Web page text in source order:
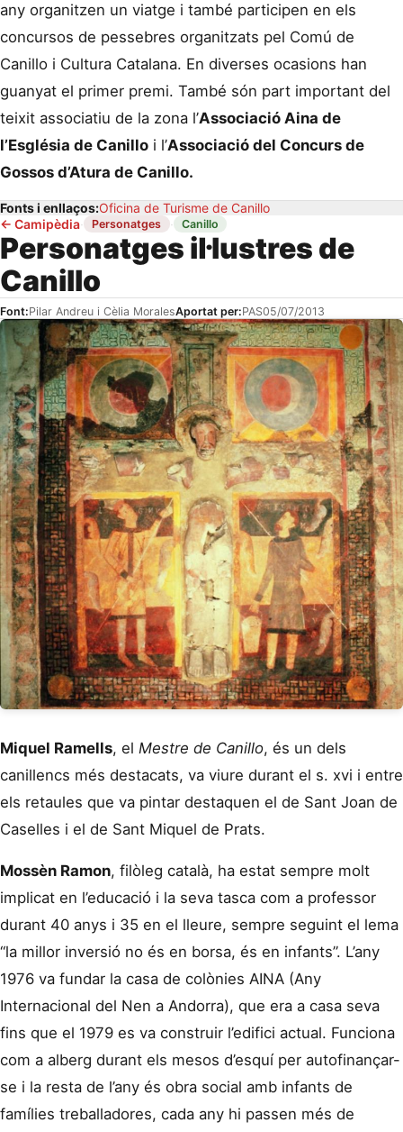
any organitzen un viatge i també participen en els
concursos de pessebres organitzats pel Comú de
Canillo i Cultura Catalana. En diverses ocasions han
guanyat el primer premi. També són part important del
teixit associatiu de la zona l’Associació Aina de
l’Església de Canillo i l’Associació del Concurs de
Gossos d’Atura de Canillo.
Fonts i enllaços:Oficina de Turisme de Canillo
← Camipèdia· Personatges · Canillo
Personatges il·lustres de
Canillo
Font:Pilar Andreu i Cèlia MoralesAportat per:PAS05/07/2013
Miquel Ramells, el Mestre de Canillo, és un dels
canillencs més destacats, va viure durant el s. xvi i entre
els retaules que va pintar destaquen el de Sant Joan de
Caselles i el de Sant Miquel de Prats.
Mossèn Ramon, filòleg català, ha estat sempre molt
implicat en l’educació i la seva tasca com a professor
durant 40 anys i 35 en el lleure, sempre seguint el lema
“la millor inversió no és en borsa, és en infants”. L’any
1976 va fundar la casa de colònies AINA (Any
Internacional del Nen a Andorra), que era a casa seva
fins que el 1979 es va construir l’edifici actual. Funciona
com a alberg durant els mesos d’esquí per autofinançar-
se i la resta de l’any és obra social amb infants de
famílies treballadores, cada any hi passen més de